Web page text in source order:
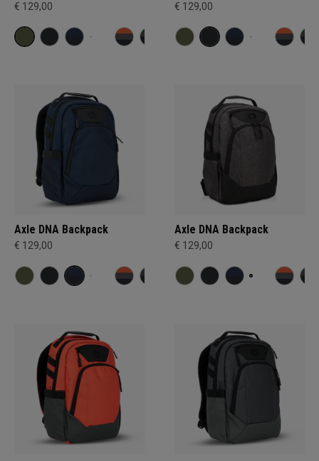
€ 129,00 € 129,00
Axle DNA Backpack
€ 129,00
Axle DNA Backpack
€ 129,00